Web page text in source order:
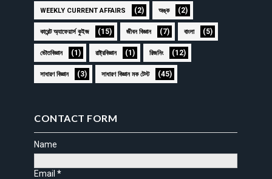
WEEKLY CURRENT AFFAIRS (2) অঙ্ক (2)
কারেন্ট অ্যাফেয়ার্স কুইজ (15) জীবন বিজ্ঞান (7) বাংলা (5)
ভৌতবিজ্ঞান (1) রাষ্ট্রবিজ্ঞান (1) রিজনিং (12)
সাধারণ বিজ্ঞান (3) সাধারণ বিজ্ঞান মক টেস্ট (45)
CONTACT FORM
Name
Email*